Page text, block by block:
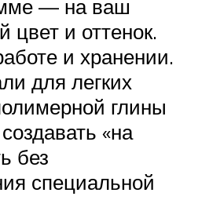
— на ваш
и оттенок.
и хранении.
для легких
глины
«на
без
специальной